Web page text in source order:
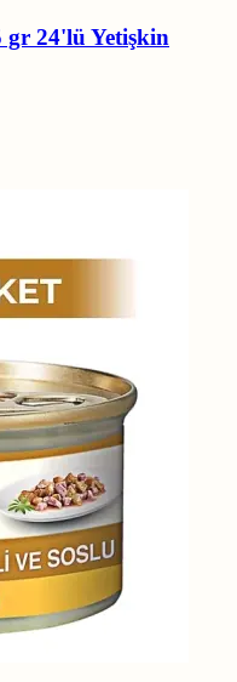
gr 24'lü Yetişkin